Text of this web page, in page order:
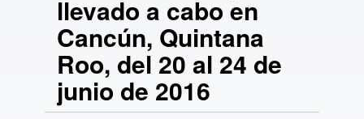
llevado a cabo en
Cancún, Quintana
Roo, del 20 al 24 de
junio de 2016